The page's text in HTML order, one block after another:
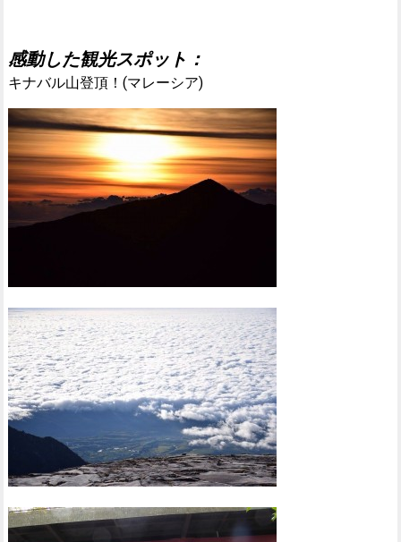
感動した観光スポット：
キナバル山登頂！(マレーシア)